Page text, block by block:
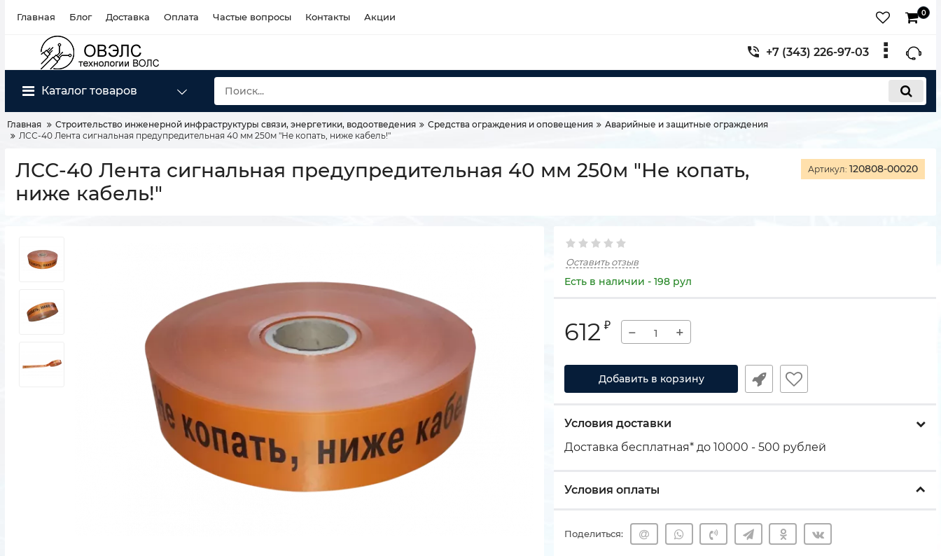
Главная Блог Доставка Оплата Частые вопросы Контакты Акции 0
+7 (343) 226-97-03
Каталог товаров
Главная Строительство инженерной инфраструктуры связи, энергетики, водоотведения Средства ограждения и оповещения
Аварийные и защитные ограждения
ЛСС-40 Лента сигнальная предупредительная 40 мм 250м "Не копать, ниже кабель!"
ЛСС-40 Лента сигнальная предупредительная 40 мм 250м "Не копать,
ниже кабель!"
Артикул: 120808-00020
Оставить отзыв
Есть в наличии - 198 рул
612 ₽ − +
Добавить в корзину
Условия доставки
Доставка бесплатная* до 10000 - 500 рублей
Условия оплаты
Поделиться: